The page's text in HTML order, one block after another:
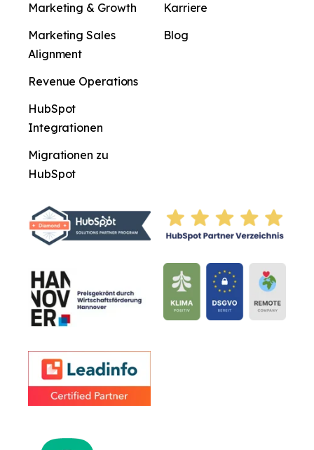
Marketing & Growth
Marketing Sales
Alignment
Revenue Operations
HubSpot
Integrationen
Migrationen zu
HubSpot
Karriere
Blog